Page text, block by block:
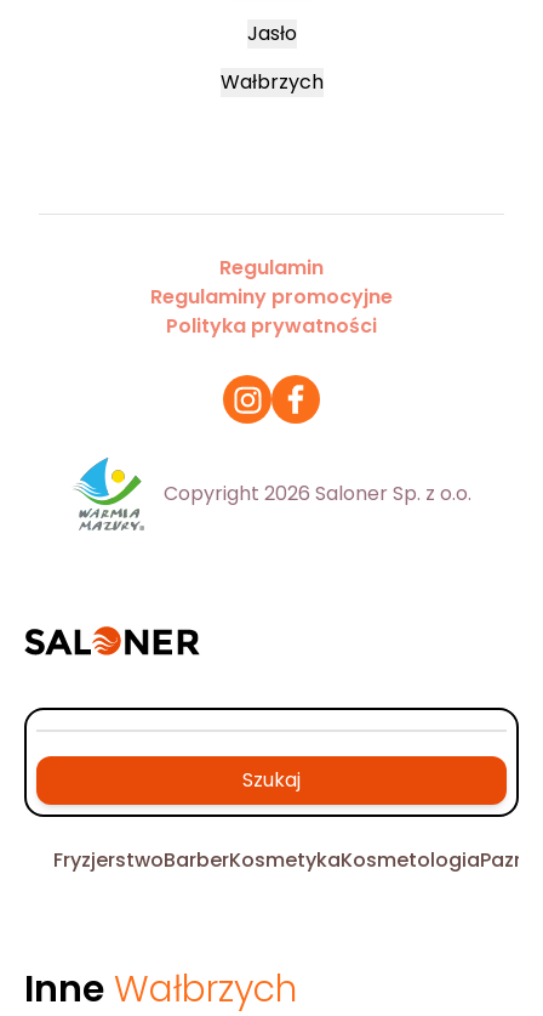
Jasło
Wałbrzych
Regulamin
Regulaminy promocyjne
Polityka prywatności
Copyright 2026 Saloner Sp. z o.o.
Szukaj
FryzjerstwoBarberKosmetykaKosmetologia
Inne Wałbrzych